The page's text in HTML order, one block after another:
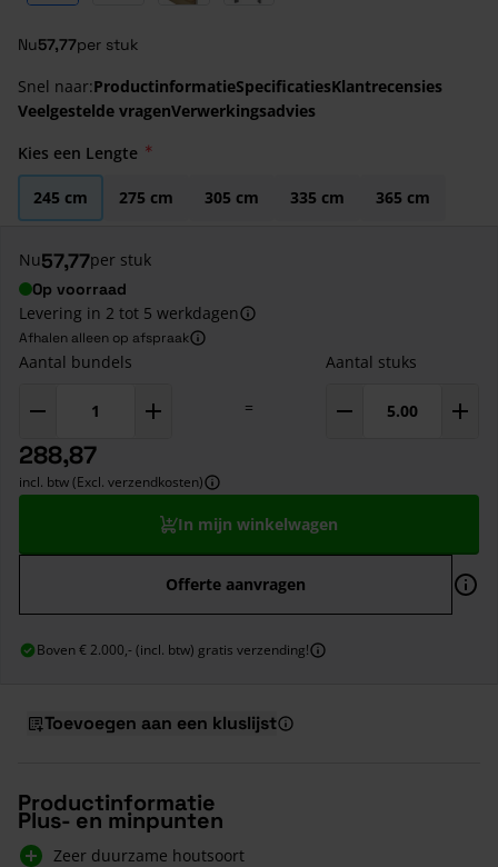
Nu57,77per stuk
Snel naar:ProductinformatieSpecificatiesKlantrecensies
Veelgestelde vragenVerwerkingsadvies
Kies een Lengte
245 cm 275 cm 305 cm 335 cm 365 cm
Nu57,77per stuk
Op voorraad
Levering in 2 tot 5 werkdagen
Afhalen alleen op afspraak
Aantal bundels
=
Aantal stuks
288,87
incl. btw (Excl. verzendkosten)
In mijn winkelwagen
Offerte aanvragen
Boven € 2.000,- (incl. btw) gratis verzending!
Toevoegen aan een kluslijst
Productinformatie
Plus- en minpunten
Zeer duurzame houtsoort